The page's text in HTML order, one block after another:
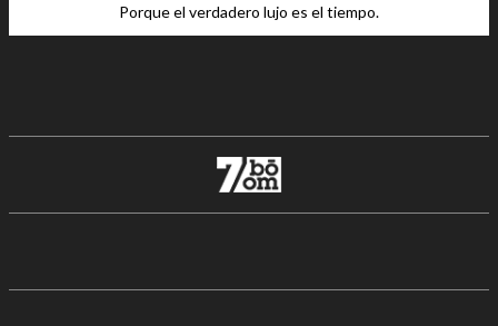
Porque el verdadero lujo es el tiempo.